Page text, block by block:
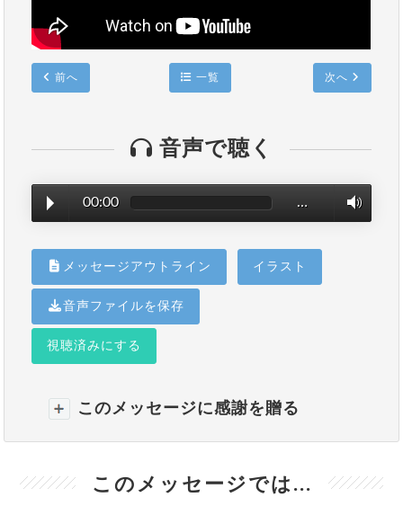
前へ 一覧 次へ
音声で聴く
00:00 …
メッセージアウトライン イラスト
音声ファイルを保存
視聴済みにする
このメッセージに感謝を贈る
このメッセージでは...